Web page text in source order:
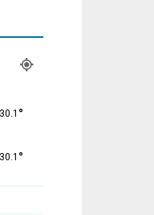
30.1 °
30.1 °